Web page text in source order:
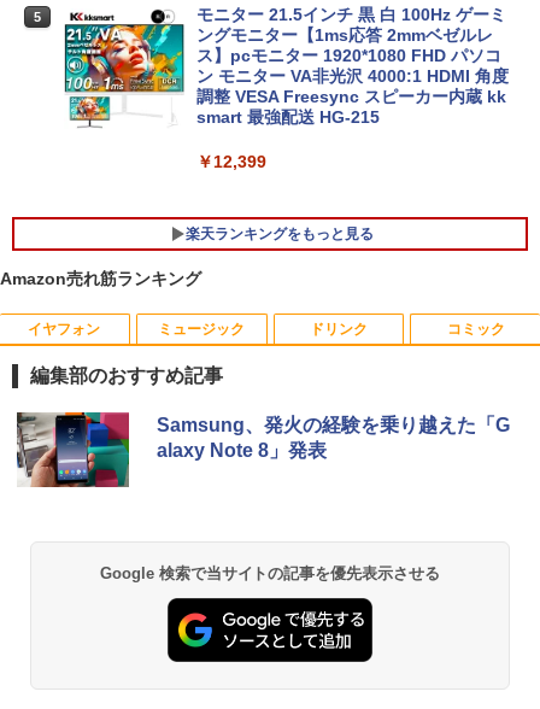
中古PC 中古ノートパソコン Windows11
￥16,800
8世代 Core i5 Windows11 Pro メモリ 8
3.1WPS Office 2 中古ノートPC 中古パ
ソコン ノートPC 中古ノートパソコン
￥26,400
hp Z420 Workstation Xeon E5-1660 3.
3GHz 16GB 128GB(SSD)+500GB(HDD)
Quadro K600 DVD+-RW Windows7 Pro
64bit 難有 【中古】【20260325】
5
モニター 21.5インチ 黒 白 100Hz ゲーミ
ングモニター【1ms応答 2mmベゼルレ
ス】pcモニター 1920*1080 FHD パソコ
ン モニター VA非光沢 4000:1 HDMI 角度
調整 VESA Freesync スピーカー内蔵 kk
smart 最強配送 HG-215
￥12,399
楽天ランキングをもっと見る
1
オレンジページ 2026 10/17号増刊＜グレ
ー＞ [雑誌]
￥22,000
Amazon売れ筋ランキング
イヤフォン
Anker Soundcore P40i オフホワイト
￥7,990
Anker Soundcore P31i ブラック
￥5,990
ミュージック
BRUCE WAYNE feat. Flo Milli, ATL Jacob
[Explicit]
BRUCE WAYNE feat. Flo Milli, ATL Jacob
￥250
ドリンク
by Amazon 天然水 ラベルレス 500ml ×24本
富士山の天然水 バナジウム含有 水 ミネラル
ウォーター ペットボトル 静岡県産 500ミリリ
ET ラベルレス ×8本
コミック
薬屋のひとりごと 17巻 (デジタル版ビッグガ
ンガンコミックス)
異世界居酒屋「のぶ」(22) (角川コミックス・
￥832
編集部のおすすめ記事
Samsung、発火の経験を乗り越えた「G
alaxy Note 8」発表
Google 検索で当サイトの記事を優先表示させる